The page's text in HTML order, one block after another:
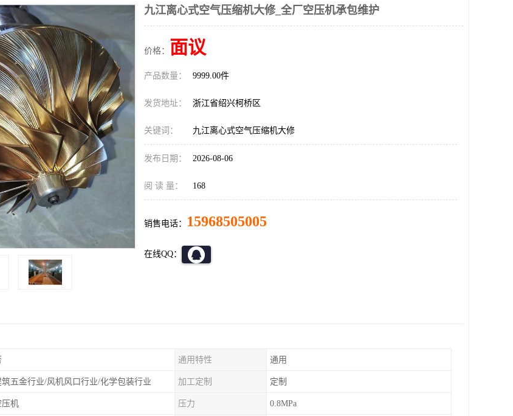
九江离心式空气压缩机大修_全厂空压机承包维护
价格： 面议
产品数量： 9999.00件
发货地址： 浙江省绍兴柯桥区
关键词： 九江离心式空气压缩机大修
发布日期： 2026-08-06
阅 读 量： 168
销售电话： 15968505005
在线QQ：
通用特性 通用
筑五金行业/风机风口行业/化学包装行业 加工定制 定制
压机 压力 0.8MPa